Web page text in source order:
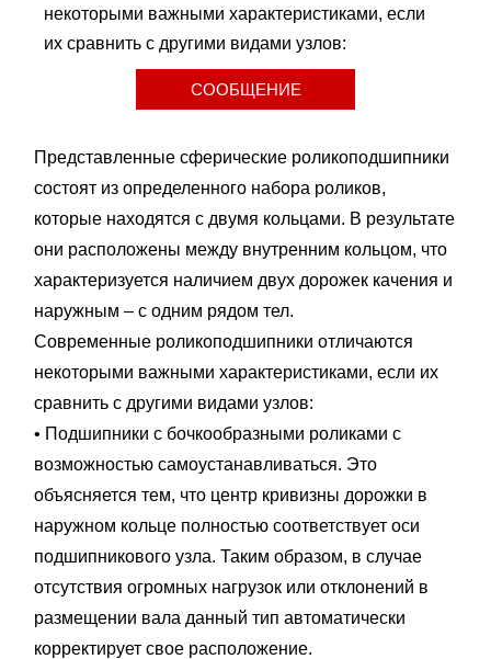
некоторыми важными характеристиками, если
их сравнить с другими видами узлов:
СООБЩЕНИЕ
Представленные сферические роликоподшипники
состоят из определенного набора роликов,
которые находятся с двумя кольцами. В результате
они расположены между внутренним кольцом, что
характеризуется наличием двух дорожек качения и
наружным – с одним рядом тел.
Современные роликоподшипники отличаются
некоторыми важными характеристиками, если их
сравнить с другими видами узлов:
• Подшипники с бочкообразными роликами с
возможностью самоустанавливаться. Это
объясняется тем, что центр кривизны дорожки в
наружном кольце полностью соответствует оси
подшипникового узла. Таким образом, в случае
отсутствия огромных нагрузок или отклонений в
размещении вала данный тип автоматически
корректирует свое расположение.